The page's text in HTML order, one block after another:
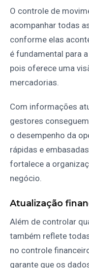
O controle de
acompanhar todas
conforme elas
é fundamental para
pois oferece uma
mercadorias.
Com informações
gestores
o desempenho da
rápidas e
fortalece a
negócio.
Atualização
Além de controlar
também reflete
no controle
garante que os